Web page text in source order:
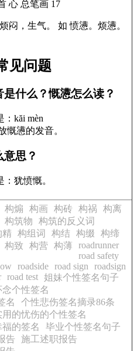
心 总笔画 17
烦闷，生气。 如 愤懑。烦懑。
见问题
是什么？慨懑怎么读？
kăi mèn
慨懑的发音。
思？
犹愤慨。
构煽 构画 构砖 构祸
构离
构筑物
构筑的反义词
精 构组词 构结 构缀
构缔
构致 构营 构薄
roadrunner
road safety
roadside road sign
roadsign
road test 姐妹个性签名句子
念个性签名
名
个性悲伤签名摘录86条
用的忧伤的个性签名
福的签名
毕业个性签名句子
告
施工述职报告